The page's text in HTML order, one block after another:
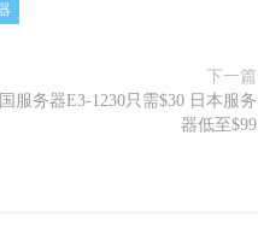
下一篇
服务器E3-1230只需$30 日本服务
器低至$99